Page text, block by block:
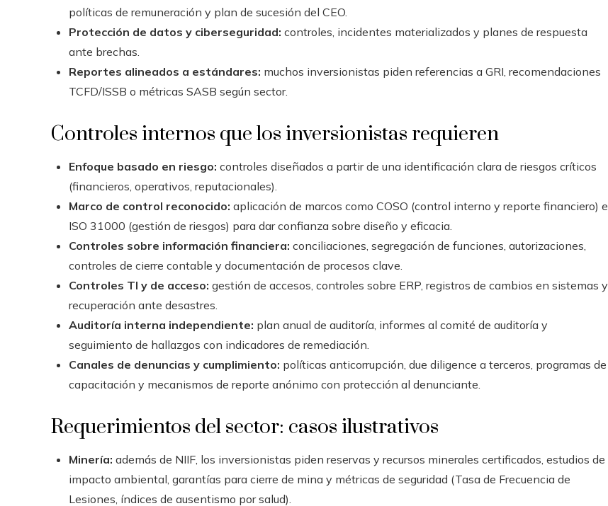
políticas de remuneración y plan de sucesión del CEO.
Protección de datos y ciberseguridad: controles, incidentes materializados y planes de respuesta
ante brechas.
Reportes alineados a estándares: muchos inversionistas piden referencias a GRI, recomendaciones
TCFD/ISSB o métricas SASB según sector.
Controles internos que los inversionistas requieren
Enfoque basado en riesgo: controles diseñados a partir de una identificación clara de riesgos críticos
(financieros, operativos, reputacionales).
Marco de control reconocido: aplicación de marcos como COSO (control interno y reporte financiero) e
ISO 31000 (gestión de riesgos) para dar confianza sobre diseño y eficacia.
Controles sobre información financiera: conciliaciones, segregación de funciones, autorizaciones,
controles de cierre contable y documentación de procesos clave.
Controles TI y de acceso: gestión de accesos, controles sobre ERP, registros de cambios en sistemas y
recuperación ante desastres.
Auditoría interna independiente: plan anual de auditoría, informes al comité de auditoría y
seguimiento de hallazgos con indicadores de remediación.
Canales de denuncias y cumplimiento: políticas anticorrupción, due diligence a terceros, programas de
capacitación y mecanismos de reporte anónimo con protección al denunciante.
Requerimientos del sector: casos ilustrativos
Minería: además de NIIF, los inversionistas piden reservas y recursos minerales certificados, estudios de
impacto ambiental, garantías para cierre de mina y métricas de seguridad (Tasa de Frecuencia de
Lesiones, índices de ausentismo por salud).